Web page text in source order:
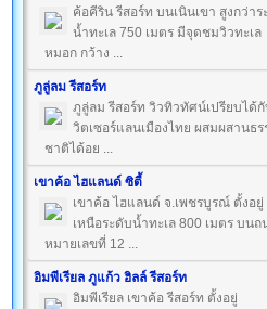
ค้อคีริน รีสอร์ท บนเนินเขา สูงกว่าร
น้ำทะเล 750 เมตร มีจุดชมวิวทะเล
หมอก กว้าง ...
ภูลู่ลม รีสอร์ท
ภูลู่ลม รีสอร์ท วิวทิวทัศน์เปรียบได้
วิตเซอร์แลนเมืองไทย ผสมผสานธร
ชาติได้อย ...
เขาค้อ ไฮแลนด์ ซิตี้
เขาค้อ ไฮแลนด์ จ.เพชรบูรณ์ ตั้งอยู่
เหนือระดับน้ำทะเล 800 เมตร บนถ
หมายเลขที่ 12 ...
อิมพีเรียล ภูแก้ว ฮิลล์ รีสอร์ท
อิมพีเรียล เขาค้อ รีสอร์ท ตั้งอยู่